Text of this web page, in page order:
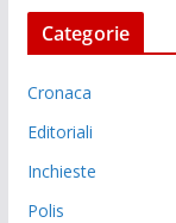
Categorie
Cronaca
Editoriali
Inchieste
Polis